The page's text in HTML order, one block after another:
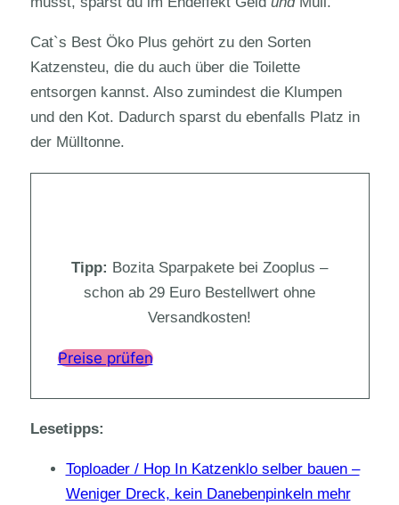
Cat`s Best Öko Plus gehört zu den Sorten
Katzensteu, die du auch über die Toilette
entsorgen kannst. Also zumindest die Klumpen
und den Kot. Dadurch sparst du ebenfalls Platz in
der Mülltonne.
Tipp: Bozita Sparpakete bei Zooplus –
schon ab 29 Euro Bestellwert ohne
Versandkosten!
Preise prüfen
Lesetipps:
Toploader / Hop In Katzenklo selber bauen –
Weniger Dreck, kein Danebenpinkeln mehr